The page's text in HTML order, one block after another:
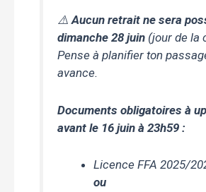
⚠️Aucun retrait ne sera
dimanche 28 juin(jour de la
Pense à planifier ton
avance.
Documents obligatoires à
avant le 16 juin à 23h59 :
Licence FFA 2025/
ou